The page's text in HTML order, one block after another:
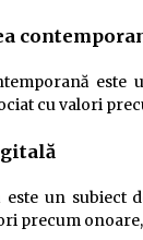
cu valori
un subiect
precum